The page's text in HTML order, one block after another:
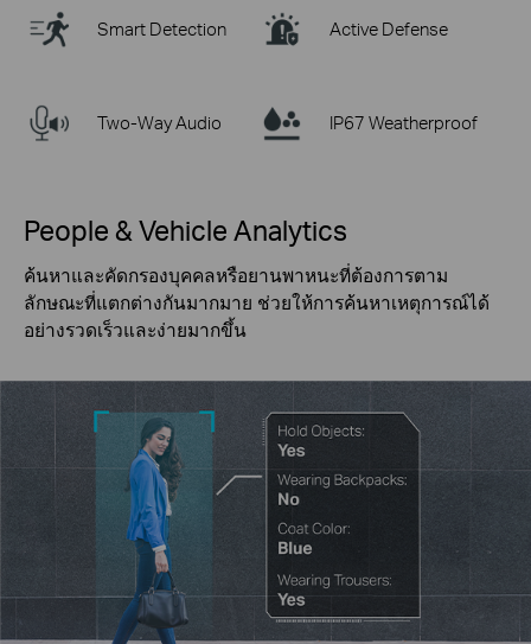
Smart Detection Active Defense
Two-Way Audio IP67 Weatherproof
People & Vehicle Analytics
ค้นหาและคัดกรองบุคคลหรือยานพาหนะที่ต้องการตาม
ลักษณะที่แตกต่างกันมากมาย ช่วยให้การค้นหาเหตุการณ์ได้
อย่างรวดเร็วและง่ายมากขึ้น